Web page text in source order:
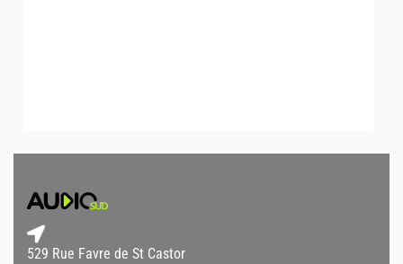
529 Rue Favre de St Castor